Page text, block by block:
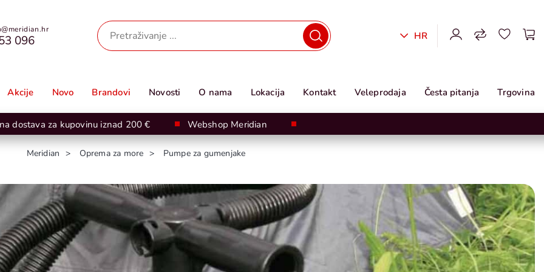
096 HR
Akcije Novo Brandovi Novosti O nama Lokacija Kontakt Veleprodaja Česta pitanja Trgovina
dostava za kupovinu iznad 200 € Webshop Meridian
Meridian Oprema za more Pumpe za gumenjake